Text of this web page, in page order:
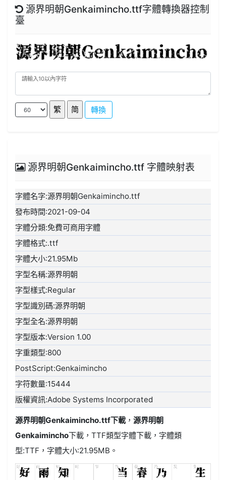
源界明朝Genkaimincho.ttf字體轉換器控制
臺
轉換
源界明朝Genkaimincho.ttf 字體映射表
字體名字:源界明朝Genkaimincho.ttf
發布時間:2021-09-04
字體分類:免費可商用字體
字體格式:.ttf
字體大小:21.95Mb
字型名稱:源界明朝
字型樣式:Regular
字型識別碼:源界明朝
字型全名:源界明朝
字型版本:Version 1.00
字重類型:800
PostScript:Genkaimincho
字符數量:15444
版權資訊:Adobe Systems Incorporated
源界明朝Genkaimincho.ttf下載，源界明朝
Genkaimincho下載，TTF類型字體下載，字體類
型:TTF ，字體大小:21.95MB。